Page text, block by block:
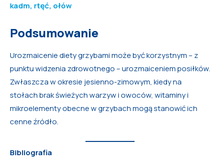
kadm, rtęć, ołów
Podsumowanie
Urozmaicenie diety grzybami może być korzystnym – z
punktu widzenia zdrowotnego – urozmaiceniem posiłków.
Zwłaszcza w okresie jesienno-zimowym, kiedy na
stołach brak świeżych warzyw i owoców, witaminy i
mikroelementy obecne w grzybach mogą stanowić ich
cenne źródło.
Bibliografia